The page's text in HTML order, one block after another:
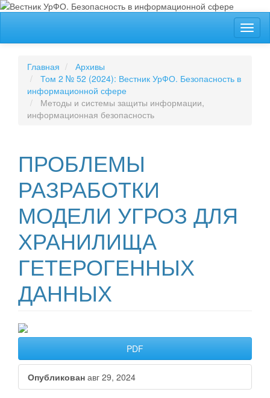
##plugins.themes.bootstrap3.accessible_menu.main_content##
Главная
Архивы
Том 2 № 52 (2024): Вестник УрФО. Безопасность в
информационной сфере
Методы и системы защиты информации,
информационная безопасность
ПРОБЛЕМЫ
РАЗРАБОТКИ
МОДЕЛИ УГРОЗ ДЛЯ
ХРАНИЛИЩА
ГЕТЕРОГЕННЫХ
ДАННЫХ
PDF
Опубликован авг 29, 2024